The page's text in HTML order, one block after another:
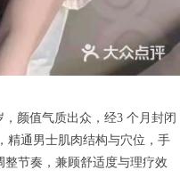
颜值气质出众，经3 个月封闭
精通男士肌肉结构与穴位，手
节奏，兼顾舒适度与理疗效